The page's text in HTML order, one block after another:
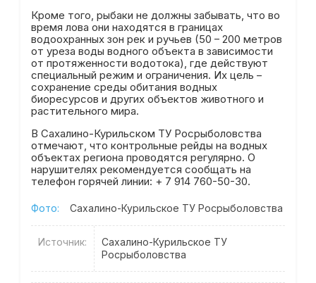
Кроме того, рыбаки не должны забывать, что во
время лова они находятся в границах
водоохранных зон рек и ручьев (50 – 200 метров
от уреза воды водного объекта в зависимости
от протяженности водотока), где действуют
специальный режим и ограничения. Их цель –
сохранение среды обитания водных
биоресурсов и других объектов животного и
растительного мира.
В Сахалино-Курильском ТУ Росрыболовства
отмечают, что контрольные рейды на водных
объектах региона проводятся регулярно. О
нарушителях рекомендуется сообщать на
телефон горячей линии: + 7 914 760-50-30.
Фото: Сахалино-Курильское ТУ Росрыболовства
Источник:
Сахалино-Курильское ТУ
Росрыболовства